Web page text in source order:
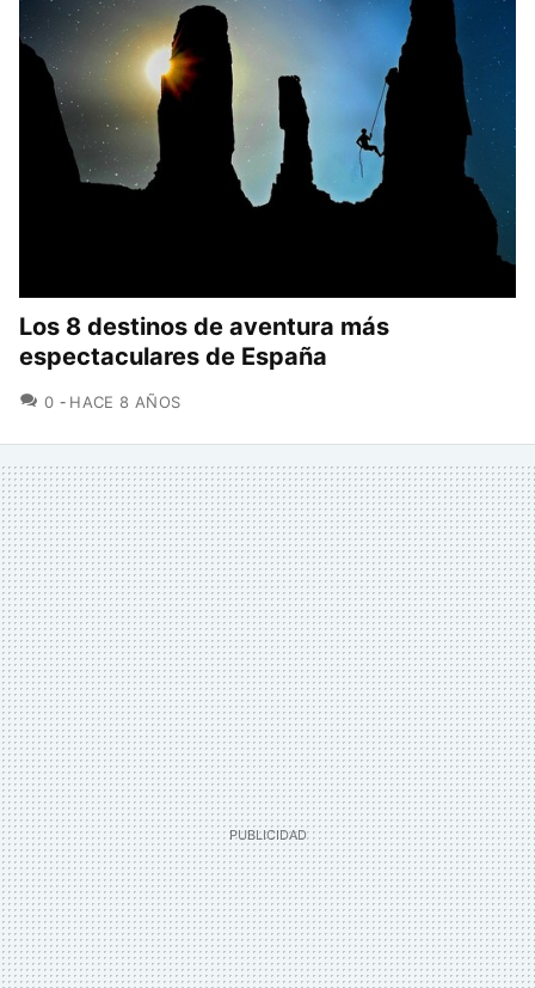
Los 8 destinos de aventura más
espectaculares de España
0 COMENTARIOS
HACE 8 AÑOS